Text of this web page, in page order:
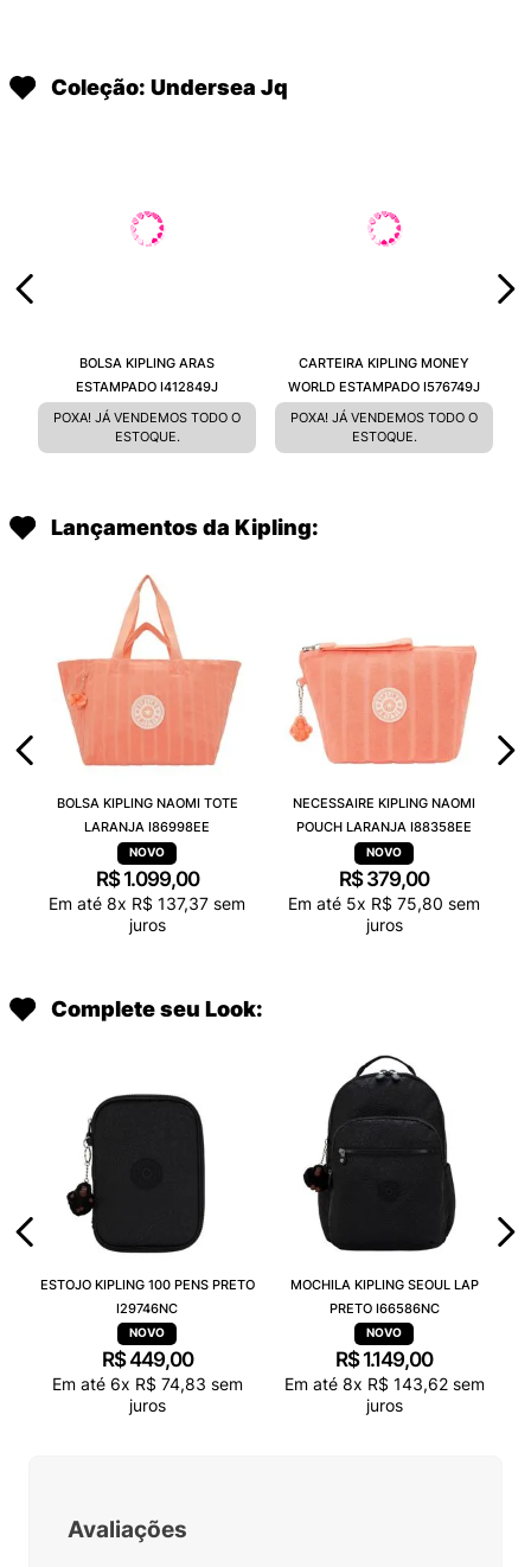
Coleção: Undersea Jq
BOLSA KIPLING ARAS
ESTAMPADO I412849J
POXA! JÁ VENDEMOS TODO O
ESTOQUE.
CARTEIRA KIPLING MONEY
WORLD ESTAMPADO I576749J
POXA! JÁ VENDEMOS TODO O
ESTOQUE.
Lançamentos da Kipling:
BOLSA KIPLING NAOMI TOTE
LARANJA I86998EE
R$ 1.099,00
Em até 8x R$ 137,37 sem
juros
NECESSAIRE KIPLING NAOMI
POUCH LARANJA I88358EE
R$ 379,00
Em até 5x R$ 75,80 sem
juros
Complete seu Look:
ESTOJO KIPLING 100 PENS PRETO
I29746NC
R$449,00
Em até 6x R$ 74,83 sem
juros
MOCHILA KIPLING SEOUL LAP
PRETO I66586NC
R$ 1.149,00
Em até 8x R$ 143,62sem
juros
Avaliações